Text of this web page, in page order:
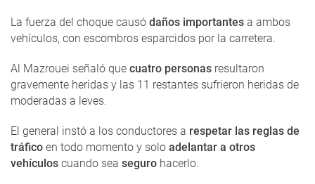
La fuerza del choque causó daños importantes a ambos
vehículos, con escombros esparcidos por la carretera.
Al Mazrouei señaló que cuatro personas resultaron
gravemente heridas y las 11 restantes sufrieron heridas de
moderadas a leves.
El general instó a los conductores a respetar las reglas de
tráfico en todo momento y solo adelantar a otros
vehículos cuando sea seguro hacerlo.